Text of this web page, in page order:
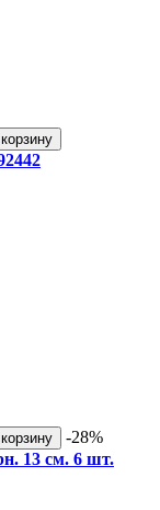
-28%
13 см. 6 шт.